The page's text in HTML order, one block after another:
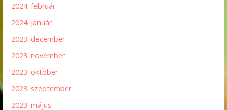
2024. február
2024. január
2023. december
2023. november
2023. október
2023. szeptember
2023. május